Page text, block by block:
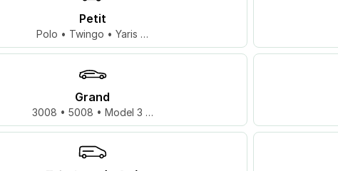
Petit
Polo • Twingo • Yaris …
Grand
3008 • 5008 • Model 3 …